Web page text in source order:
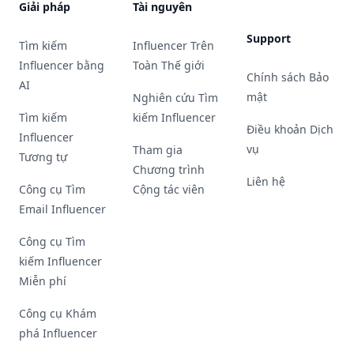
Giải pháp
Tìm kiếm
Influencer bằng
AI
Tìm kiếm
Influencer
Tương tự
Công cụ Tìm
Email Influencer
Công cụ Tìm
kiếm Influencer
Miễn phí
Công cụ Khám
phá Influencer
Tài nguyên
Influencer Trên
Toàn Thế giới
Nghiên cứu Tìm
kiếm Influencer
Tham gia
Chương trình
Cộng tác viên
Support
Chính sách Bảo
mật
Điều khoản Dịch
vụ
Liên hệ